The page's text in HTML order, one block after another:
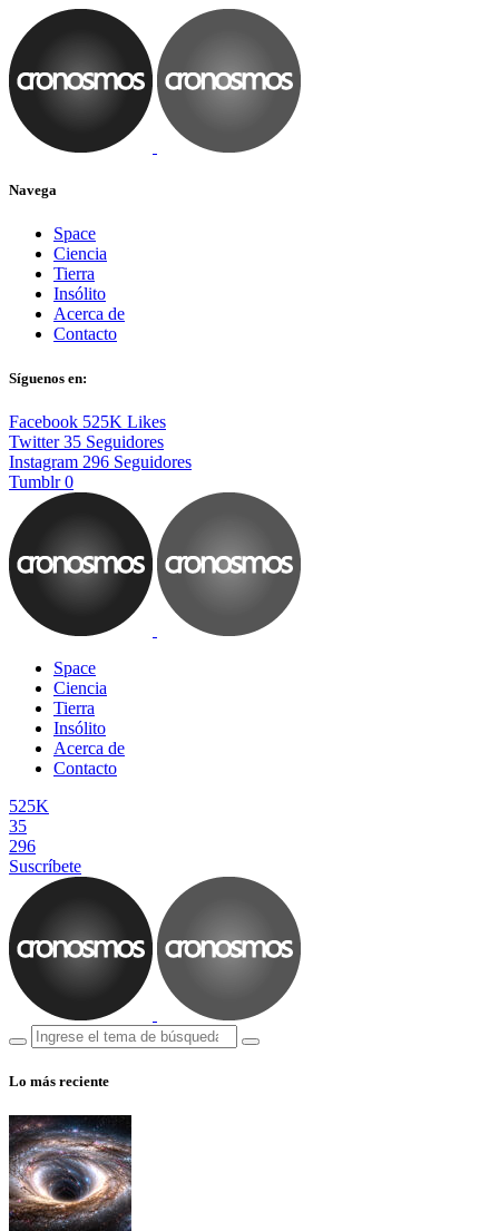
Navega
Space
Ciencia
Tierra
Insólito
Acerca de
Contacto
Síguenos en:
Facebook 525K Likes
Twitter 35 Seguidores
Instagram 296 Seguidores
Tumblr 0
Space
Ciencia
Tierra
Insólito
Acerca de
Contacto
525K
35
296
Suscríbete
Lo más reciente